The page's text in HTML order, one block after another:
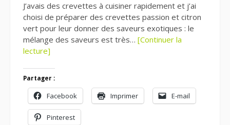
J’avais des crevettes à cuisiner rapidement et j’ai
choisi de préparer des crevettes passion et citron
vert pour leur donner des saveurs exotiques : le
mélange des saveurs est très… [Continuer la
lecture]
Partager :
Facebook Imprimer E-mail
Pinterest